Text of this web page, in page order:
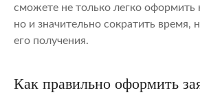
сможете не только легко оформить
но и значительно сократить время,
его получения.
Как правильно оформить